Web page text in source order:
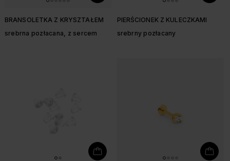
BRANSOLETKA Z KRYSZTAŁEM
srebrna pozłacana, z sercem
PIERŚCIONEK Z KULECZKAMI
srebrny pozłacany